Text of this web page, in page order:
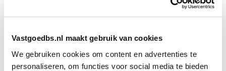
Vastgoedbs.nl maakt gebruik van cookies
We gebruiken cookies om content en advertenties te
personaliseren, om functies voor social media te bieden
Conceptontwikkelaar
Business Case voor Vastgoed- &
Projectontwikkeling
Start do
10 sep